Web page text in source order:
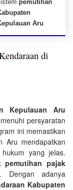
pemutihan
Aru
di
Kepulauan Aru
persyaratan
ini memastikan
Aru mendapatkan
yang jelas.
pemutihan pajak
. Dengan adanya
Kabupaten